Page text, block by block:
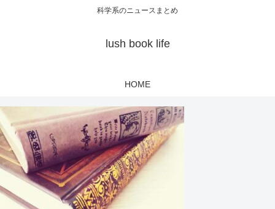
科学系のニュースまとめ
lush book life
HOME